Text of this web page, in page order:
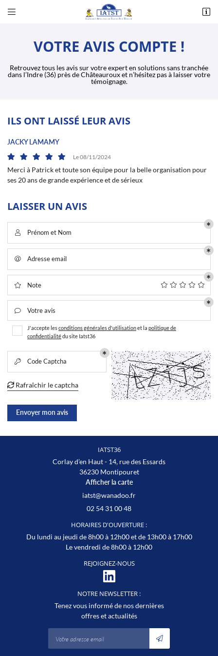

LANGUE
ACCUEIL
FORAGE
MATÉRIEL
DEVIS
RÉALISATIONS

UNE
02 54 31 00
RESTEZ
Corlay d’en Haut - 14, rue des Essards
02 54 31 00 48
 Recopier le code ci-contre
l'adresse email indiqué ci-dessus. Vous pouvez vous désinscrire à tout moment en
utilisantle formulaire de désinscription.
Inscription
VOTRE AVIS COMPTE !
Retrouvez tous les avis sur votre expert en solutions sans tranchée
dans l’Indre (36) près de Châteauroux et n’hésitez pas à laisser votre
témoignage.
ILS ONT LAISSÉ LEUR AVIS
JACKY LAMAMY
Le 08/11/2024
Merci à Patrick et toute son équipe pour la belle organisation pour
ses 20 ans de grande expérience et de sérieux
LAISSER UN AVIS
 Prénom et Nom
 Adresse email
 Note
 Votre avis
J'accepte lesconditions générales d'utilisationet la politique de
confidentialitédu site Iatst36
 Code Captcha
 Rafraîchir le captcha
Envoyer mon avis
IATST36
Corlay d’en Haut - 14, rue des Essards
36230 Montipouret
Afficher la carte
02 54 31 00 48
HORAIRES D'OUVERTURE :
Du lundi au jeudi de 8h00 à 12h00 et de 13h00 à 17h00
Le vendredi de 8h00 à 12h00
REJOIGNEZ-NOUS
NOTRE NEWSLETTER :
Tenez vous informé de nos dernières
offres et actualités